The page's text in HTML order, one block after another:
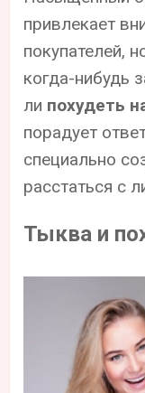
привлекает
покупателей,
когда-нибудь
ли похудеть
порадует
специально
расстаться с
Тыква и